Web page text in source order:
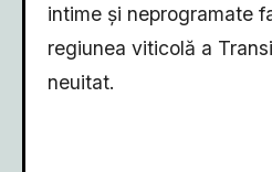
intime și neprogramate
regiunea viticolă a
neuitat.